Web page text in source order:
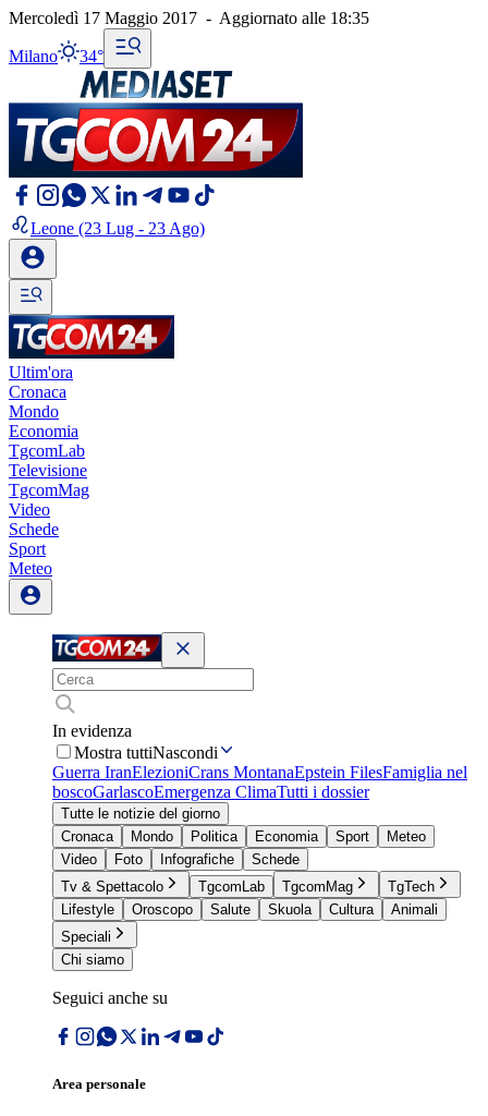
Mercoledì 17 Maggio 2017 - Aggiornato alle 18:35
Milano 34°
Leone (23 Lug - 23 Ago)
Ultim'ora
Cronaca
Mondo
Economia
TgcomLab
Televisione
TgcomMag
Video
Schede
Sport
Meteo
In evidenza
Mostra tuttiNascondi
Guerra IranElezioniCrans MontanaEpstein FilesFamiglia nel
boscoGarlascoEmergenza ClimaTutti i dossier
Tutte le notizie del giorno
Cronaca
Mondo Politica Economia Sport
Meteo
Video
Foto Infografiche
Schede
Tv & Spettacolo
TgcomLab TgcomMag
TgTech
Lifestyle
Oroscopo Salute Skuola Cultura
Animali
Speciali
Chi siamo
Seguici anche su
Area personale